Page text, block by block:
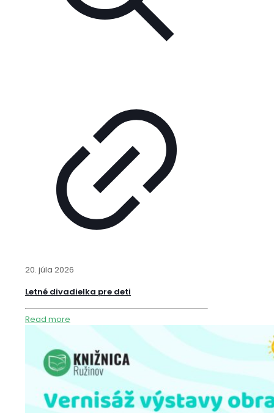
20. júla 2026
Letné divadielka pre deti
Read more